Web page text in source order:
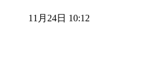
11月24日 10:12